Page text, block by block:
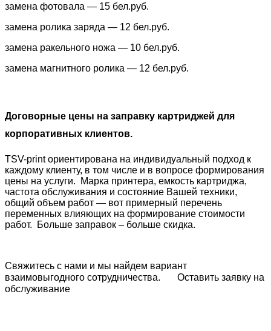
замена фотовала — 15 бел.руб.
замена ролика заряда — 12 бел.руб.
замена ракельного ножа — 10 бел.руб.
замена магнитного ролика — 12 бел.руб.
Договорные цены на заправку картриджей для
корпоративных клиентов.
TSV-print ориентирована на индивидуальный подход к
каждому клиенту, в том числе и в вопросе формирования
цены на услуги. Марка принтера, емкость картриджа,
частота обслуживания и состояние Вашей техники,
общий объем работ — вот примерный перечень
переменных влияющих на формирование стоимости
работ. Больше заправок – больше скидка.
Свяжитесь с нами и мы найдем вариант
взаимовыгодного сотрудничества.
Оставить заявку на
обслуживание